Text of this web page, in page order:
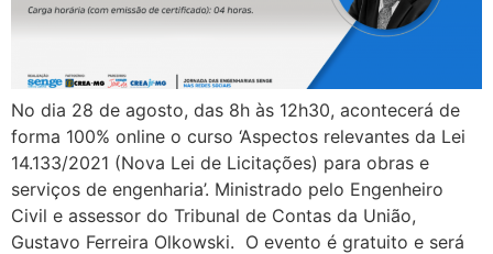
No dia 28 de agosto, das 8h às 12h30, acontecerá de
forma 100% online o curso ‘Aspectos relevantes da Lei
14.133/2021 (Nova Lei de Licitações) para obras e
serviços de engenharia’. Ministrado pelo Engenheiro
Civil e assessor do Tribunal de Contas da União,
Gustavo Ferreira Olkowski. O evento é gratuito e será